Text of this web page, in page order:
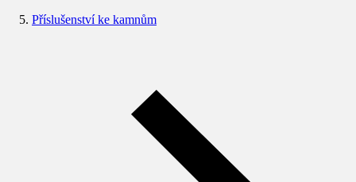
Příslušenství ke kamnům